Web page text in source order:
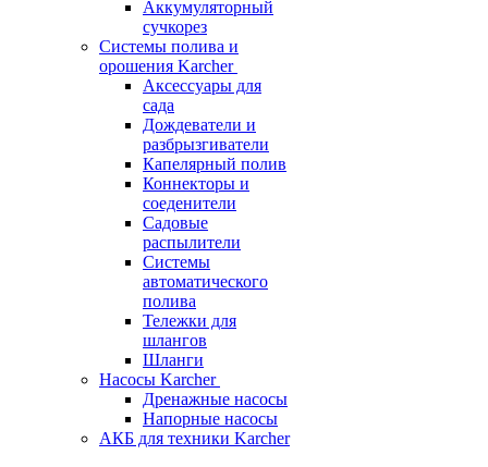
Аккумуляторный
сучкорез
Системы полива и
орошения Karcher
Аксессуары для
сада
Дождеватели и
разбрызгиватели
Капелярный полив
Коннекторы и
соеденители
Садовые
распылители
Системы
автоматического
полива
Тележки для
шлангов
Шланги
Насосы Karcher
Дренажные насосы
Напорные насосы
АКБ для техники Karcher